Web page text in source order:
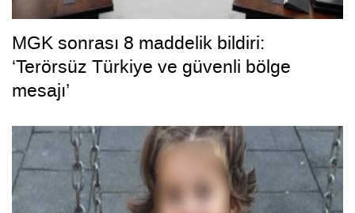
MGK sonrası 8 maddelik bildiri:
‘Terörsüz Türkiye ve güvenli bölge
mesajı’